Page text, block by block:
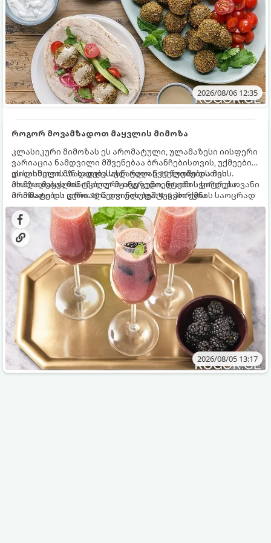
2026/08/06 12:35
როგორ მოვამზადოთ მაყვლის მიმოზა
კლასიკური მიმოზას ეს არომატული, ულამაზესი იისფერი
ვარიაცია ნამდვილი მშვენებაა ბრანჩებისთვის, უქმეების
დილისთვის ან სადღესასწაულო წვეულებებისთვის.
ახალი მაყვლის ტკბილ-მჟავე გემო, ლაიმის ციტრუსოვანი
არომატი და ცქრიალა ღვინის ბუშტუკები ქმნის საოცრად
დახვეწილ და მაგრილებელ კოქტეილს.
ეს სასმელი მზადდება სულ რაღაც 10 წუთში და მის
მომზადებას მინიმალური ინგრედიენტები სჭირდება.
მომზადების დრო: 10 წუთი ულუფა: 4–6 პორცია
2026/08/05 13:17